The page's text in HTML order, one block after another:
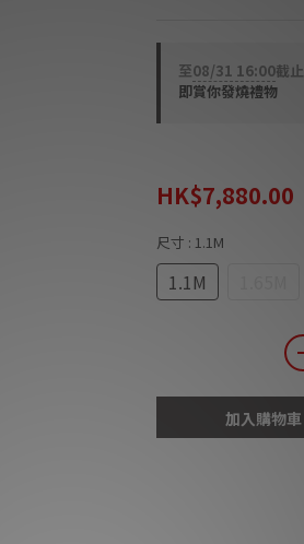
至08/31 16:00截止
即賞你發燒禮物
HK$7,880.00
尺寸 : 1.1M
1.1M
加入購物車